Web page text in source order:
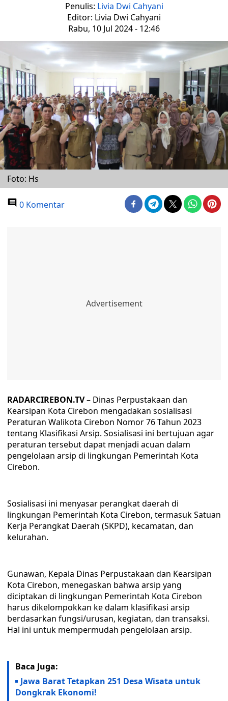
Penulis: Livia Dwi Cahyani
Editor: Livia Dwi Cahyani
Rabu, 10 Jul 2024 - 12:46
Foto: Hs
0 Komentar
RADARCIREBON.TV– Dinas Perpustakaan dan
Kearsipan Kota Cirebon mengadakan sosialisasi
Peraturan Walikota Cirebon Nomor 76 Tahun 2023
tentang Klasifikasi Arsip. Sosialisasi ini bertujuan agar
peraturan tersebut dapat menjadi acuan dalam
pengelolaan arsip di lingkungan Pemerintah Kota
Cirebon.
Sosialisasi ini menyasar perangkat daerah di
lingkungan Pemerintah Kota Cirebon, termasuk Satuan
Kerja Perangkat Daerah (SKPD), kecamatan, dan
kelurahan.
Gunawan, Kepala Dinas Perpustakaan dan Kearsipan
Kota Cirebon, menegaskan bahwa arsip yang
diciptakan di lingkungan Pemerintah Kota Cirebon
harus dikelompokkan ke dalam klasifikasi arsip
berdasarkan fungsi/urusan, kegiatan, dan transaksi.
Hal ini untuk mempermudah pengelolaan arsip.
Baca Juga:
Jawa Barat Tetapkan 251 Desa Wisata untuk
Dongkrak Ekonomi!